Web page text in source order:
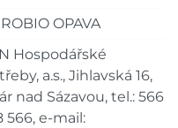
do 7 dnů
2 ks
je pouze orientační.
lišit od cen na e-
OPAVA
Hospodářské
a.s., Jihlavská 16,
nad Sázavou, tel.: 566
566, e-mail: